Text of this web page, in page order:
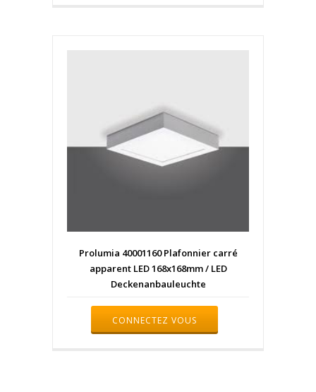
Prolumia 40001160 Plafonnier carré
apparent LED 168x168mm / LED
Deckenanbauleuchte
CONNECTEZ VOUS